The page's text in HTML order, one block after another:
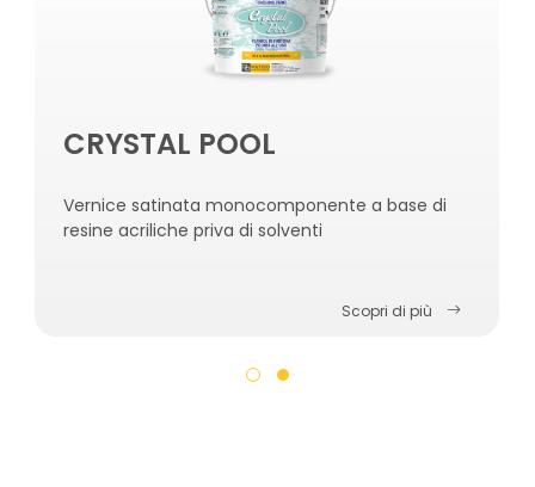
CRYSTAL POOL
Vernice satinata monocomponente a base di
resine acriliche priva di solventi
Scopri di più